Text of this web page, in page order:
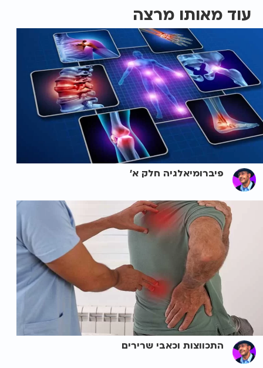
עוד מאותו מרצה
פיברומיאלגיה חלק א'
התכווצות וכאבי שרירים